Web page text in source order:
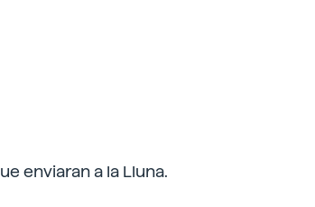
enviaran a la Lluna.